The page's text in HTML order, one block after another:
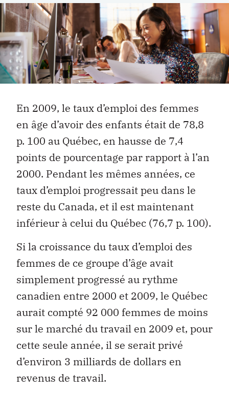
En 2009, le taux d’emploi des femmes
en âge d’avoir des enfants était de 78,8
p. 100 au Québec, en hausse de 7,4
points de pourcentage par rapport à l’an
2000. Pendant les mêmes années, ce
taux d’emploi progressait peu dans le
reste du Canada, et il est maintenant
inférieur à celui du Québec (76,7 p. 100).
Si la croissance du taux d’emploi des
femmes de ce groupe d’âge avait
simplement progressé au rythme
canadien entre 2000 et 2009, le Québec
aurait compté 92 000 femmes de moins
sur le marché du travail en 2009 et, pour
cette seule année, il se serait privé
d’environ 3 milliards de dollars en
revenus de travail.